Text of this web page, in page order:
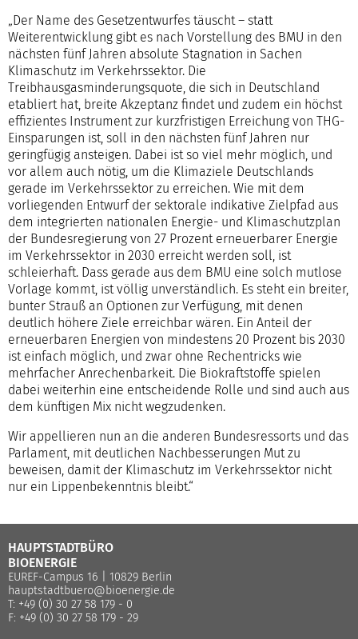
„Der Name des Gesetzentwurfes täuscht – statt
Weiterentwicklung gibt es nach Vorstellung des BMU in den
nächsten fünf Jahren absolute Stagnation in Sachen
Klimaschutz im Verkehrssektor. Die
Treibhausgasminderungsquote, die sich in Deutschland
etabliert hat, breite Akzeptanz findet und zudem ein höchst
effizientes Instrument zur kurzfristigen Erreichung von THG-
Einsparungen ist, soll in den nächsten fünf Jahren nur
geringfügig ansteigen. Dabei ist so viel mehr möglich, und
vor allem auch nötig, um die Klimaziele Deutschlands
gerade im Verkehrssektor zu erreichen. Wie mit dem
vorliegenden Entwurf der sektorale indikative Zielpfad aus
dem integrierten nationalen Energie- und Klimaschutzplan
der Bundesregierung von 27 Prozent erneuerbarer Energie
im Verkehrssektor in 2030 erreicht werden soll, ist
schleierhaft. Dass gerade aus dem BMU eine solch mutlose
Vorlage kommt, ist völlig unverständlich. Es steht ein breiter,
bunter Strauß an Optionen zur Verfügung, mit denen
deutlich höhere Ziele erreichbar wären. Ein Anteil der
erneuerbaren Energien von mindestens 20 Prozent bis 2030
ist einfach möglich, und zwar ohne Rechentricks wie
mehrfacher Anrechenbarkeit. Die Biokraftstoffe spielen
dabei weiterhin eine entscheidende Rolle und sind auch aus
dem künftigen Mix nicht wegzudenken.
Wir appellieren nun an die anderen Bundesressorts und das
Parlament, mit deutlichen Nachbesserungen Mut zu
beweisen, damit der Klimaschutz im Verkehrssektor nicht
nur ein Lippenbekenntnis bleibt.“
HAUPTSTADTBÜRO
BIOENERGIE
EUREF-Campus 16 | 10829 Berlin
hauptstadtbuero@bioenergie.de
T: +49 (0) 30 27 58 179 - 0
F: +49 (0) 30 27 58 179 - 29